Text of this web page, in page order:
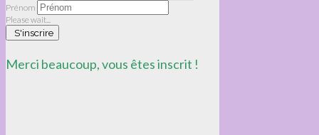
Prénom
Please wait...
S'inscrire
Merci beaucoup, vous êtes inscrit !